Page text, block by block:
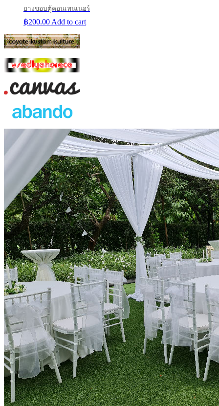
ยางขอบตู้คอนเทนเนอร์
฿200.00 Add to cart